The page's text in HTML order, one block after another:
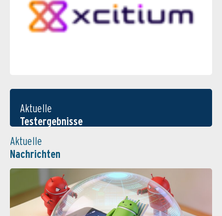
Aktuelle
Testergebnisse
Aktuelle
Nachrichten